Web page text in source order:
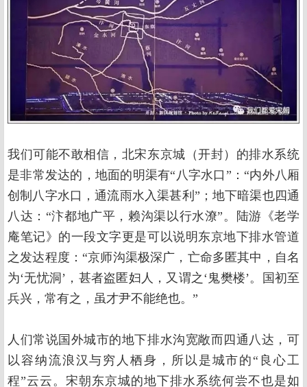
我们可能不敢相信，北宋东京城（开封）的排水系统
是非常发达的，地面的明渠有“八字水口”：“内外八厢
创制八字水口，通流雨水入渠甚利”；地下暗渠也四通
八达：“汴都地广平，赖沟渠以行水潦”。陆游《老学
庵笔记》的一段文字更是可以说明东京地下排水管道
之发达程度：“京师沟渠极深广，亡命多匿其中，自名
为‘无忧洞’，甚者盗匿妇人，又谓之‘鬼樊楼’。国初至
兵兴，常有之，虽才尹不能绝也。”
人们常说国外城市的地下排水沟宽敞而四通八达，可
以容纳流浪汉与穷人栖身，所以是城市的“良心工
程”云云。宋朝东京城的地下排水系统何尝不也是如